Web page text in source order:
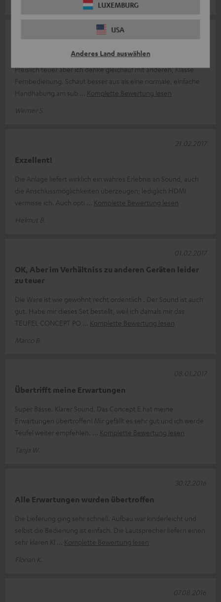
LUXEMBURG
USA
Anderes Land auswählen
Soweit vollstes zufrieden
Preislich teuer aber ich denke gleichauf mit anderen, Klasse
Fernbedienung. Schaut besser aus als eine normale, einfache
Handhabung am sub
Komplette Bewertung lesen
Werner S.
Exzellent!
Die Anlage liefert wirklich ein wahres Erlebnis an Sound, auch
die Anschlussmöglichkeiten überzeugen; lediglich HDMI
vermisse ich. Auch opti
Komplette Bewertung lesen
Helmut B.
21.02.2017
OK, Aber im Verhältniss zu anderen Geräten leider
zu teuer
Die Ware ist wie gewohnt recht ordentlich . Der Sound ist auch
gut. Habe mir dieses Set bestellt, weil ich damals mir das
TEUFEL CONCEPT PO
Komplette Bewertung lesen
Marco B.
01.02.2017
Übertrifft meine Erwartungen
Super Bässe. Klarer Sound. Das Concept E hat meine
Erwartungen übertroffen! Mir gefällt es sehr gut und ich werde
Teufel weiter empfehlen.
Komplette Bewertung lesen
Tanja W.
08.01.2017
Alle Erwartungen wurden übertroffen
Die Lieferung ging sehr schnell. Aufbau war kinderleicht und
selbst die Bedienung ist einfach. Die Lautsprecher liefern einen
sehr klaren Kl
Komplette Bewertung lesen
Florian K.
30.12.2016
07.08.2016